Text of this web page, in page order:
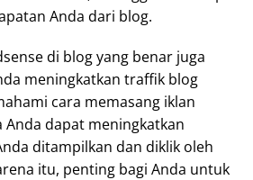
Anda dari blog.
di blog yang benar juga
meningkatkan traffik blog
cara memasang iklan
Anda dapat meningkatkan
ditampilkan dan diklik oleh
itu, penting bagi Anda untuk